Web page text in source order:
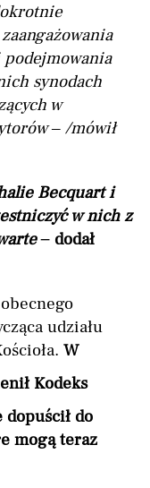
synodach
w
– /mówił
Becquart i
w nich z
– dodał
udziału
W
Kodeks
do
mogą teraz